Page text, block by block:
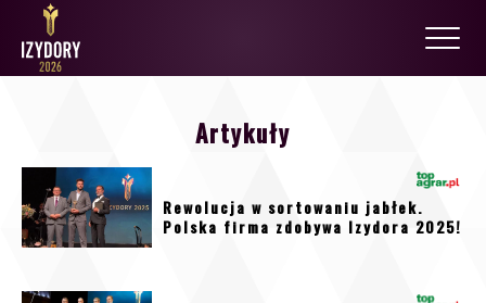
Artykuły
Rewolucja w sortowaniu jabłek.
Polska firma zdobywa Izydora 2025!